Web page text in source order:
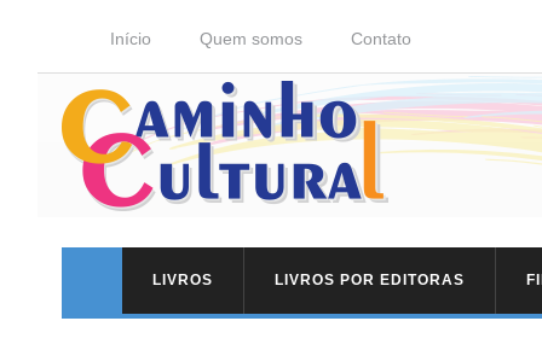
Início Quem somos Contato
LIVROS LIVROS POR EDITORAS